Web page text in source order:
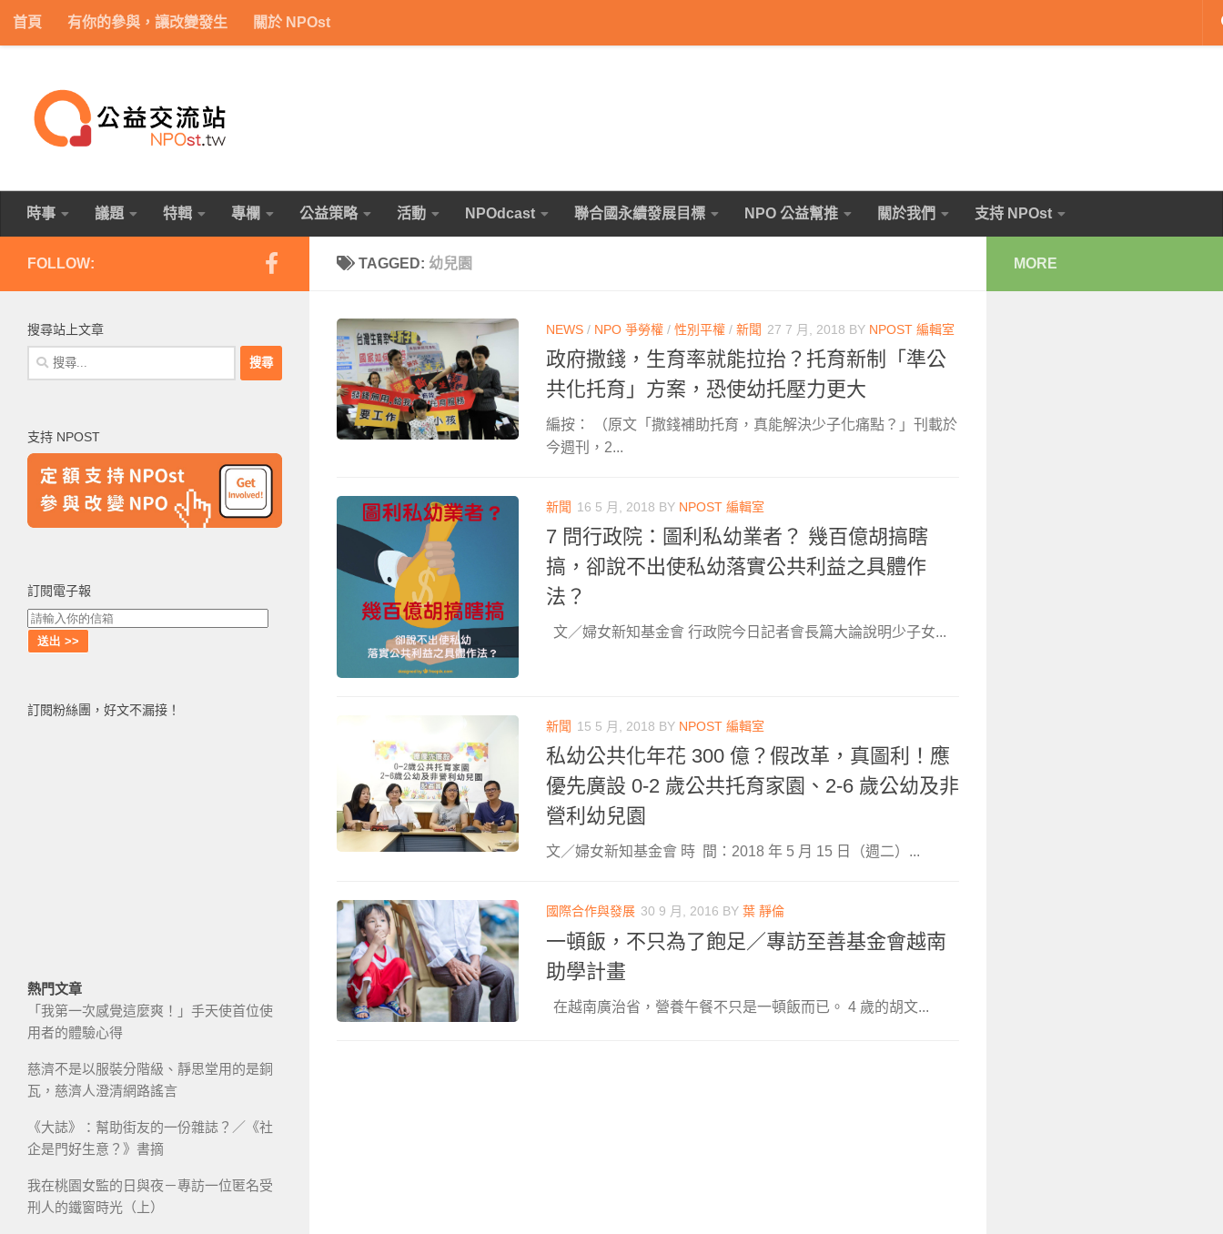
Skip to content
首頁 有你的參與，讓改變發生 關於 NPOst
時事 議題 特輯 專欄 公益策略 活動 NPOdcast 聯合國永續發展目標 NPO 公益幫推 關於我們 支持 NPOst
TAGGED: 幼兒園
NEWS / NPO 爭勞權 / 性別平權 / 新聞 27 7 月, 2018 BY NPOST 編輯室
政府撒錢，生育率就能拉抬？托育新制「準公
共化托育」方案，恐使幼托壓力更大
編按： （原文「撒錢補助托育，真能解決少子化痛點？」刊載於
今週刊，2...
新聞 16 5 月, 2018 BY NPOST 編輯室
7 問行政院：圖利私幼業者？ 幾百億胡搞瞎
搞，卻說不出使私幼落實公共利益之具體作
法？
文／婦女新知基金會 行政院今日記者會長篇大論說明少子女...
新聞 15 5 月, 2018 BY NPOST 編輯室
私幼公共化年花 300 億？假改革，真圖利！應
優先廣設 0-2 歲公共托育家園、2-6 歲公幼及非
營利幼兒園
文／婦女新知基金會 時 間：2018 年 5 月 15 日（週二）...
國際合作與發展 30 9 月, 2016 BY 葉 靜倫
一頓飯，不只為了飽足／專訪至善基金會越南
助學計畫
在越南廣治省，營養午餐不只是一頓飯而已。 4 歲的胡文...
FOLLOW:
搜尋站上文章
搜
尋
字:
支持 NPOST
訂閱電子報
訂閱粉絲團，好文不漏接！
熱門文章
「我第一次感覺這麼爽！」手天使首位使
用者的體驗心得
慈濟不是以服裝分階級、靜思堂用的是銅
瓦，慈濟人澄清網路謠言
《大誌》：幫助街友的一份雜誌？／《社
企是門好生意？》書摘
我在桃園女監的日與夜－專訪一位匿名受
刑人的鐵窗時光（上）
MORE